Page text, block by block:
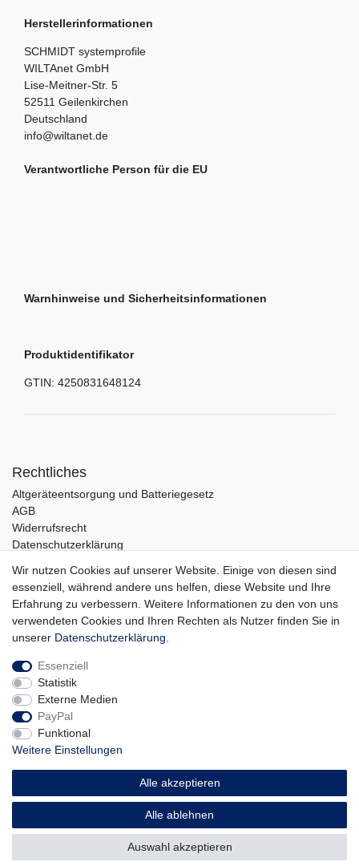
Herstellerinformationen
SCHMIDT systemprofile
WILTAnet GmbH
Lise-Meitner-Str. 5
52511 Geilenkirchen
Deutschland
info@wiltanet.de
Verantwortliche Person für die EU
Warnhinweise und Sicherheitsinformationen
Produktidentifikator
GTIN: 4250831648124
Rechtliches
Altgeräteentsorgung und Batteriegesetz
AGB
Widerrufsrecht
Datenschutzerklärung
Impressum
Service
Zahlungsarten
Lieferung und Abholung
Unternehmen
Über uns
Karriere
Kontakt
Vertrag widerrufen
Wir nutzen Cookies auf unserer Website. Einige von diesen sind
essenziell, während andere uns helfen, diese Website und Ihre
Erfahrung zu verbessern. Weitere Informationen zu den von uns
verwendeten Cookies und Ihren Rechten als Nutzer finden Sie in
unserer Daten­schutz­erklärung
Essenziell
Statistik
Externe Medien
PayPal
Funktional
Weitere Einstellungen
Alle akzeptieren
Alle ablehnen
Auswahl akzeptieren